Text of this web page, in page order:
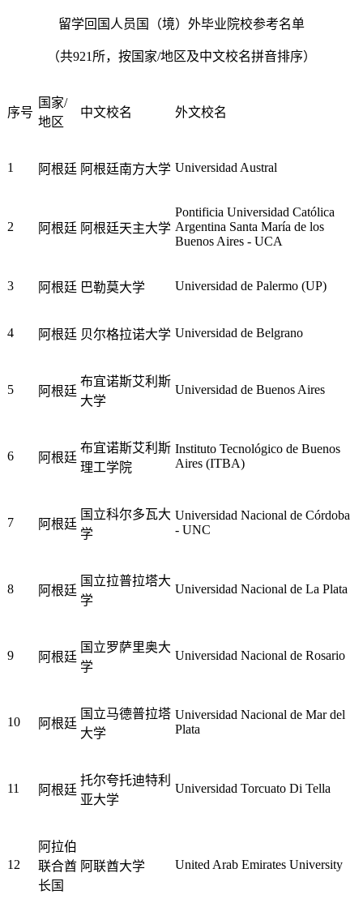
留学回国人员国（境）外毕业院校参考名单
（共921所，按国家/地区及中文校名拼音排序）
序号
国家/
地区
中文校名 外文校名
1 阿根廷 阿根廷南方大学 Universidad Austral
2 阿根廷 阿根廷天主大学
Pontificia Universidad Católica
Argentina Santa María de los
Buenos Aires - UCA
3 阿根廷 巴勒莫大学 Universidad de Palermo (UP)
4 阿根廷 贝尔格拉诺大学 Universidad de Belgrano
5 阿根廷
布宜诺斯艾利斯
大学
Universidad de Buenos Aires
6 阿根廷
布宜诺斯艾利斯
理工学院
Instituto Tecnológico de Buenos
Aires (ITBA)
7 阿根廷
国立科尔多瓦大
学
Universidad Nacional de Córdoba
- UNC
8 阿根廷
国立拉普拉塔大
学
Universidad Nacional de La Plata
9 阿根廷
国立罗萨里奥大
学
Universidad Nacional de Rosario
10 阿根廷
国立马德普拉塔
大学
Universidad Nacional de Mar del
Plata
11 阿根廷
托尔夸托迪特利
亚大学
Universidad Torcuato Di Tella
12
阿拉伯
联合酋
长国
阿联酋大学 United Arab Emirates University